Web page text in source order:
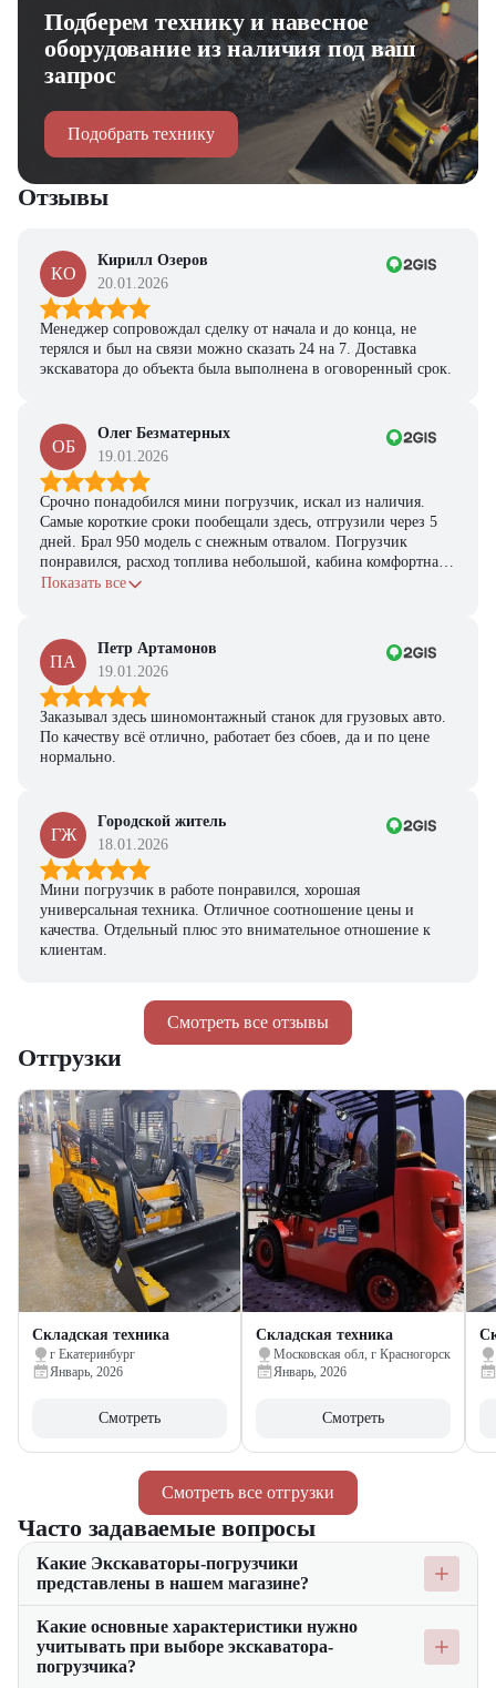
Подберем технику и навесное
оборудование из наличия под ваш
запрос
Подобрать технику
Смотреть все отзывы
Отзывы
КО
Кирилл Озеров
20.01.2026
Менеджер сопровождал сделку от начала и до конца, не
терялся и был на связи можно сказать 24 на 7. Доставка
экскаватора до объекта была выполнена в оговоренный срок.
ОБ
Олег Безматерных
19.01.2026
Срочно понадобился мини погрузчик, искал из наличия.
Самые короткие сроки пообещали здесь, отгрузили через 5
дней. Брал 950 модель с снежным отвалом. Погрузчик
понравился, расход топлива небольшой, кабина комфортная,
с задачами справляется.
Показать все
ПА
Петр Артамонов
19.01.2026
Заказывал здесь шиномонтажный станок для грузовых авто.
По качеству всё отлично, работает без сбоев, да и по цене
нормально.
ГЖ
Городской житель
18.01.2026
Мини погрузчик в работе понравился, хорошая
универсальная техника. Отличное соотношение цены и
качества. Отдельный плюс это внимательное отношение к
клиентам.
Смотреть все отгрузки
Отгрузки
Складская техника
г Екатеринбург
Январь, 2026
Смотреть
Складская техника
Московская обл, г Красногорск
Январь, 2026
Смотреть
Часто задаваемые вопросы
Какие Экскаваторы-погрузчики
представлены в нашем магазине?
различных типов и брендов для выполнения широкого
спектра задач. Вы найдёте как равноколёсные, так и
разноколёсные модели, подходящие для строительства,
Какие основные характеристики нужно
учитывать при выборе экскаватора-
погрузчика?